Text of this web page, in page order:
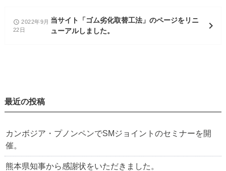
access_time 2022年9月
22日
当サイト「ゴム劣化取替工法」のページをリニ
ューアルしました。
chevron_right
最近の投稿
カンボジア・プノンペンでSMジョイントのセミナーを開
催。
熊本県知事から感謝状をいただきました。